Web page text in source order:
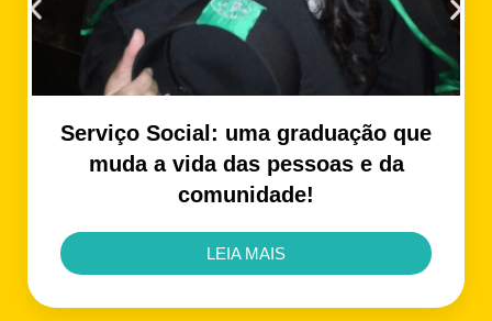
Serviço Social: uma graduação que
muda a vida das pessoas e da
comunidade!
LEIA MAIS